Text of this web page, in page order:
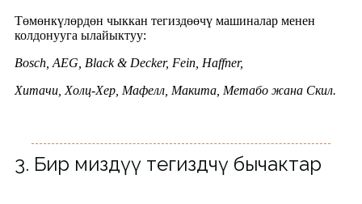
Төмөнкүлөрдөн чыккан тегиздөөчү машиналар менен
колдонууга ылайыктуу:
Bosch, AEG, Black & Decker, Fein, Haffner,
Хитачи, Холц-Хер, Мафелл, Макита, Метабо жана Скил.
3. Бир миздүү тегиздөөчү бычактар